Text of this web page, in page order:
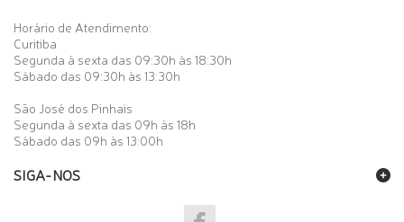
Horário de Atendimento:
Curitiba
Segunda à sexta das 09:30h às 18:30h
Sábado das 09:30h às 13:30h
São José dos Pinhais
Segunda à sexta das 09h às 18h
Sábado das 09h às 13:00h
SIGA-NOS